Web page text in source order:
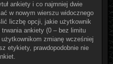
ankiety i co najmniej dwie
w nowym wierszu widocznego
liczbę opcji, jakie użytkownik
ankiety (0 – bez limitu
zmianę wcześniej
etykiety, prawdopodobnie nie